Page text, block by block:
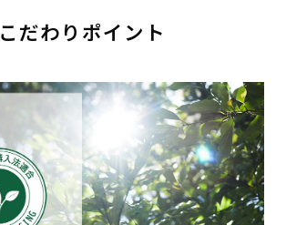
こだわりポイント